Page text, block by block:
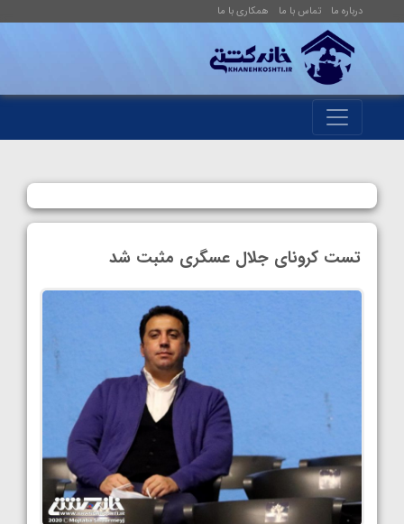
درباره ما تماس با ما همکاری با ما
تست کرونای جلال عسگری مثبت شد